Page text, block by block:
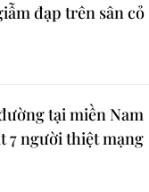
đạp trên sân cỏ
tại miền Nam
7 người thiệt mạng